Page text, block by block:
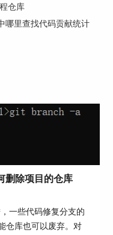
备份中找到相应的
于普通用户来说，
箱中还未被彻底删
。但是，一旦仓库
议用户定期备份自
仓库
哪里查找代码贡献统计
删除项目的仓库
一些代码修复分支的
仓库也可以废弃。对